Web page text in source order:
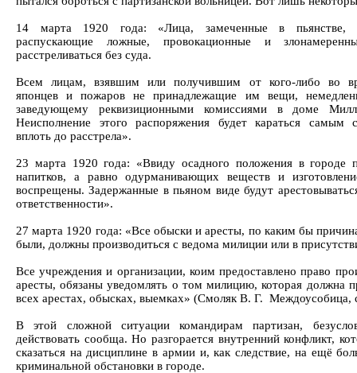
14 марта 1920 года: «Лица, замеченные в пьянстве,
распускающие ложные, провокационные и
расстреливаться без суда.
Всем лицам, взявшим или получившим от кого-либо во
японцев и пожаров не принадлежащие им вещи,
заведующему реквизиционными комиссиями в доме
Неисполнение этого распоряжения будет караться самым
вплоть до расстрела».
23 марта 1920 года: «Ввиду осадного положения в городе
напитков, а равно одурманивающих веществ и
воспрещены. Задержанные в пьяном виде будут
ответственности».
27 марта 1920 года: «Все обыски и аресты, по каким бы
были, должны производиться с ведома милиции или в
Все учреждения и организации, коим предоставлено право
аресты, обязаны уведомлять о том милицию, которая должна
всех арестах, обысках, выемках» (Смоляк В. Г. Междоусобица,
В этой сложной ситуации командирам партизан,
действовать сообща. Но разгорается внутренний конфликт,
сказаться на дисциплине в армии и, как следствие, на ещё
криминальной обстановки в городе.